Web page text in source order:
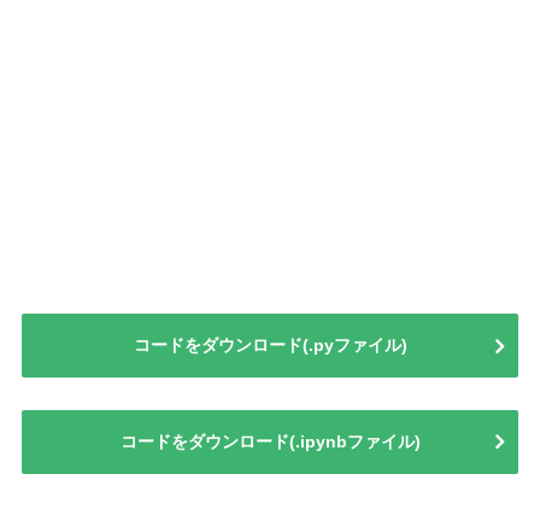
コードをダウンロード(.pyファイル)
コードをダウンロード(.ipynbファイル)